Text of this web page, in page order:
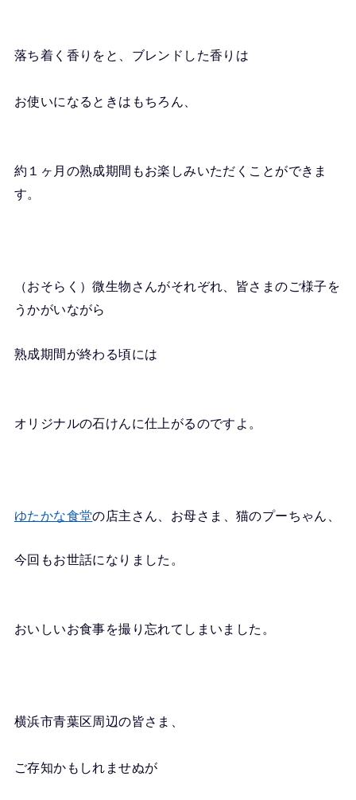
落ち着く香りをと、ブレンドした香りは
お使いになるときはもちろん、
約１ヶ月の熟成期間もお楽しみいただくことができま
す。
（おそらく）微生物さんがそれぞれ、皆さまのご様子を
うかがいながら
熟成期間が終わる頃には
オリジナルの石けんに仕上がるのですよ。
ゆたかな食堂の店主さん、お母さま、猫のプーちゃん、
今回もお世話になりました。
おいしいお食事を撮り忘れてしまいました。
横浜市青葉区周辺の皆さま、
ご存知かもしれませぬが